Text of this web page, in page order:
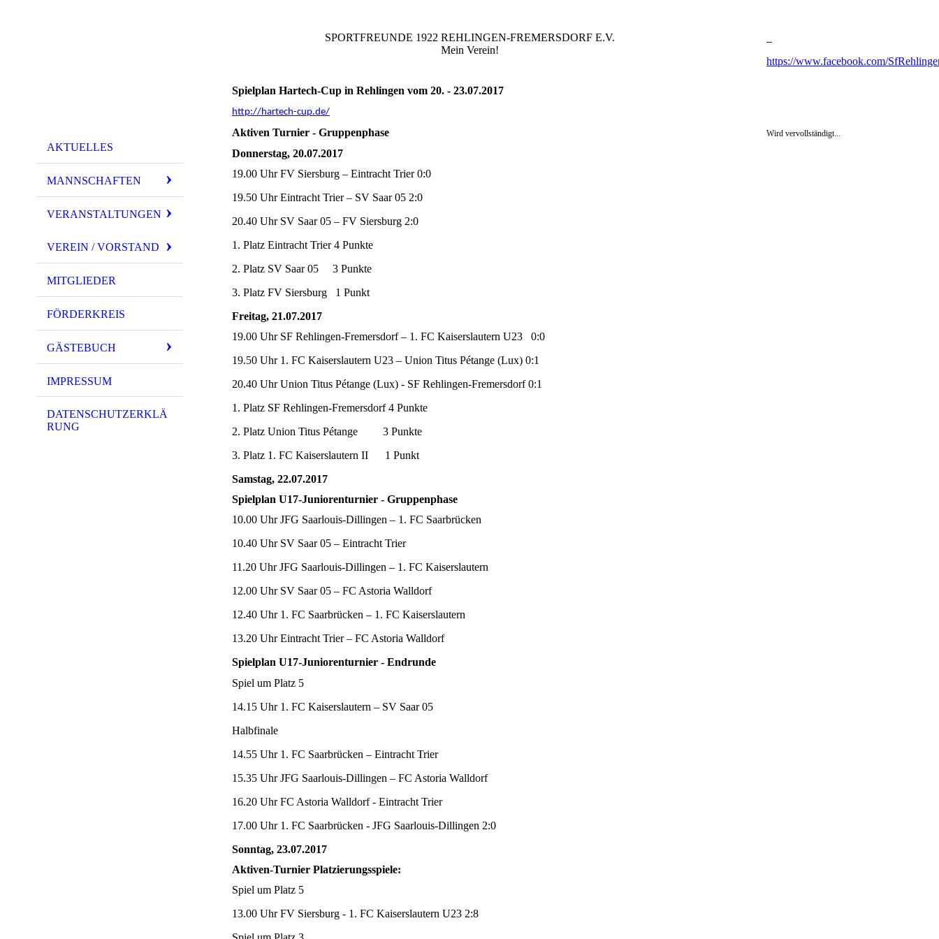
AKTUELLES
MANNSCHAFTEN
VERANSTALTUNGEN
VEREIN / VORSTAND
MITGLIEDER
FÖRDERKREIS
GÄSTEBUCH
IMPRESSUM
DATENSCHUTZERKLÄ
RUNG
SPORTFREUNDE 1922 REHLINGEN-FREMERSDORF E.V.
Mein Verein!
Spielplan Hartech-Cup in Rehlingen vom 20. - 23.07.2017
http://hartech-cup.de/
Aktiven Turnier - Gruppenphase
Donnerstag, 20.07.2017
19.00 Uhr FV Siersburg – Eintracht Trier 0:0
19.50 Uhr Eintracht Trier – SV Saar 05 2:0
20.40 Uhr SV Saar 05 – FV Siersburg 2:0
1. Platz Eintracht Trier 4 Punkte
2. Platz SV Saar 05 3 Punkte
3. Platz FV Siersburg 1 Punkt
Freitag, 21.07.2017
19.00 Uhr SF Rehlingen-Fremersdorf – 1. FC Kaiserslautern U23 0:0
19.50 Uhr 1. FC Kaiserslautern U23 – Union Titus Pétange (Lux) 0:1
20.40 Uhr Union Titus Pétange (Lux) - SF Rehlingen-Fremersdorf 0:1
1. Platz SF Rehlingen-Fremersdorf 4 Punkte
2. Platz Union Titus Pétange 3 Punkte
3. Platz 1. FC Kaiserslautern II 1 Punkt
Samstag, 22.07.2017
Spielplan U17-Juniorenturnier - Gruppenphase
10.00 Uhr JFG Saarlouis-Dillingen – 1. FC Saarbrücken
10.40 Uhr SV Saar 05 – Eintracht Trier
11.20 Uhr JFG Saarlouis-Dillingen – 1. FC Kaiserslautern
12.00 Uhr SV Saar 05 – FC Astoria Walldorf
12.40 Uhr 1. FC Saarbrücken – 1. FC Kaiserslautern
13.20 Uhr Eintracht Trier – FC Astoria Walldorf
Spielplan U17-Juniorenturnier - Endrunde
Spiel um Platz 5
14.15 Uhr 1. FC Kaiserslautern – SV Saar 05
Halbfinale
14.55 Uhr 1. FC Saarbrücken – Eintracht Trier
15.35 Uhr JFG Saarlouis-Dillingen – FC Astoria Walldorf
16.20 Uhr FC Astoria Walldorf - Eintracht Trier
17.00 Uhr 1. FC Saarbrücken - JFG Saarlouis-Dillingen 2:0
Sonntag, 23.07.2017
Aktiven-Turnier Platzierungsspiele:
Spiel um Platz 5
13.00 Uhr FV Siersburg - 1. FC Kaiserslautern U23 2:8
https://www.facebook.com/
Wird vervollständigt...